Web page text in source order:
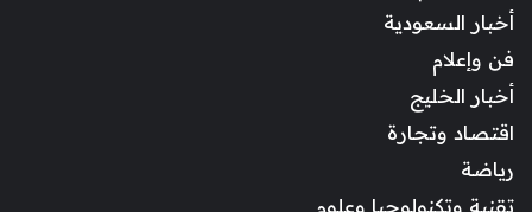
أخبار السعودية
فن وإعلام
أخبار الخليج
اقتصاد وتجارة
رياضة
تقنية وتكنولوجيا وعلوم